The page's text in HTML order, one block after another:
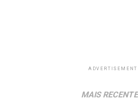
ADVERTISEMENT
MAIS